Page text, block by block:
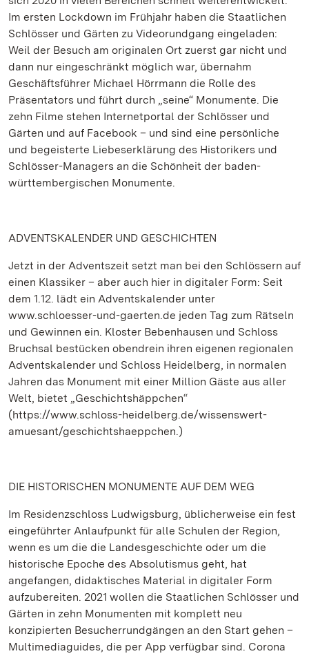
Im ersten Lockdown im Frühjahr haben die Staatlichen
Schlösser und Gärten zu Videorundgang eingeladen:
Weil der Besuch am originalen Ort zuerst gar nicht und
dann nur eingeschränkt möglich war, übernahm
Geschäftsführer Michael Hörrmann die Rolle des
Präsentators und führt durch „seine“ Monumente. Die
zehn Filme stehen Internetportal der Schlösser und
Gärten und auf Facebook – und sind eine persönliche
und begeisterte Liebeserklärung des Historikers und
Schlösser-Managers an die Schönheit der baden-
württembergischen Monumente.
ADVENTSKALENDER UND GESCHICHTEN
Jetzt in der Adventszeit setzt man bei den Schlössern auf
einen Klassiker – aber auch hier in digitaler Form: Seit
dem 1.12. lädt ein Adventskalender unter
www.schloesser-und-gaerten.de jeden Tag zum Rätseln
und Gewinnen ein. Kloster Bebenhausen und Schloss
Bruchsal bestücken obendrein ihren eigenen regionalen
Adventskalender und Schloss Heidelberg, in normalen
Jahren das Monument mit einer Million Gäste aus aller
Welt, bietet „Geschichtshäppchen“
(https://www.schloss-heidelberg.de/wissenswert-
amuesant/geschichtshaeppchen.)
DIE HISTORISCHEN MONUMENTE AUF DEM WEG
Im Residenzschloss Ludwigsburg, üblicherweise ein fest
eingeführter Anlaufpunkt für alle Schulen der Region,
wenn es um die die Landesgeschichte oder um die
historische Epoche des Absolutismus geht, hat
angefangen, didaktisches Material in digitaler Form
aufzubereiten. 2021 wollen die Staatlichen Schlösser und
Gärten in zehn Monumenten mit komplett neu
konzipierten Besucherrundgängen an den Start gehen –
Multimediaguides, die per App verfügbar sind. Corona